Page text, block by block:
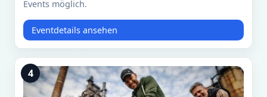
Events möglich.
Eventdetails ansehen
4